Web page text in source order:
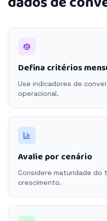
Defina critérios
Use indicadores de
operacional.
Avalie por cenário
Considere maturidade do
crescimento.